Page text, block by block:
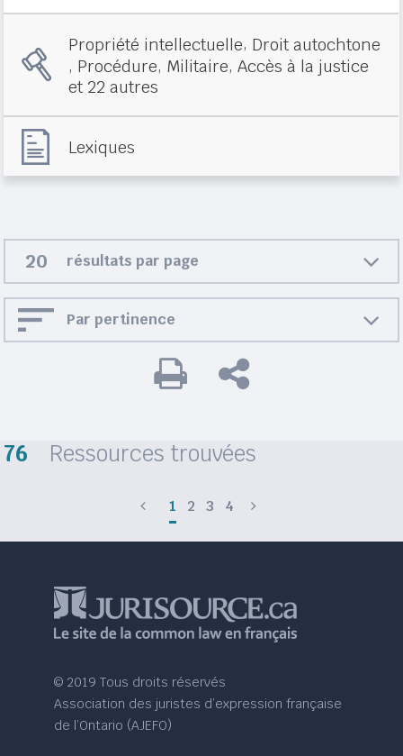
Propriété intellectuelle, Droit autochtone
, Procédure, Militaire, Accès à la justice
et 22 autres
Lexiques
résultats par page
Par pertinence
76 Ressources trouvées
1 2 3 4
© 2019 Tous droits réservés
Association des juristes d’expression française
de l’Ontario (AJEFO)